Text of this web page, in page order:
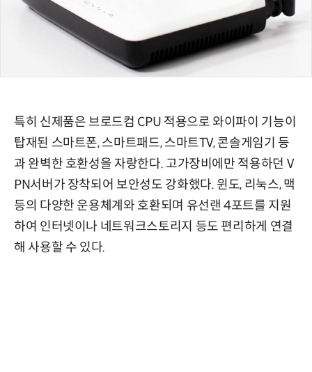
특히 신제품은 브로드컴 CPU 적용으로 와이파이 기능이
탑재된 스마트폰, 스마트패드, 스마트TV, 콘솔게임기 등
과 완벽한 호환성을 자랑한다. 고가장비에만 적용하던 V
PN서버가 장착되어 보안성도 강화했다. 윈도, 리눅스, 맥
등의 다양한 운용체계와 호환되며 유선랜 4포트를 지원
하여 인터넷이나 네트워크스토리지 등도 편리하게 연결
해 사용할 수 있다.